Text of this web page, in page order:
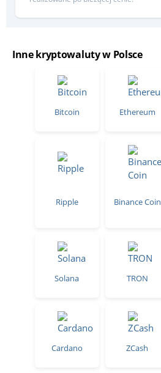
Inne kryptowaluty w Polsce
Bitcoin Ethereum
Ripple Binance Coin
Solana TRON
Cardano ZCash